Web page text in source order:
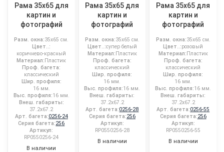
Рама 35x65 для
картин и
фотографий
Разм. окна:35x65 см.
Цвет..:
коричнево-красный
Материал:Пластик
Проф. багета:
классический
Шир. профиля:
16 мм.
Выс. профиля:16 мм.
Внеш. габариты:
37.2x67.2
Арт. багета:0256-24
Серия багета:256
Артикул:
RP0550256-24
В наличии
Рама 35x65 для
картин и
фотографий
Разм. окна:35x65 см.
Цвет..:супер белый
Материал:Пластик
Проф. багета:
классический
Шир. профиля:
16 мм.
Выс. профиля:16 мм.
Внеш. габариты:
37.2x67.2
Арт. багета:0256-28
Серия багета:256
Артикул:
RP0550256-28
В наличии
Рама 35x65 для
картин и
фотографий
Разм. окна:35x65 см.
Цвет..:розовый
Материал:Пластик
Проф. багета:
классический
Шир. профиля:
16 мм.
Выс. профиля:16 мм.
Внеш. габариты:
37.2x67.2
Арт. багета:0256-55
Серия багета:256
Артикул:
RP0550256-55
В наличии